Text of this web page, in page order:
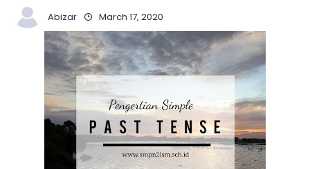
Abizar March 17, 2020